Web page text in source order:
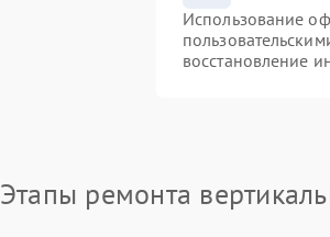
Использование
восстановление
Этапы ремонта